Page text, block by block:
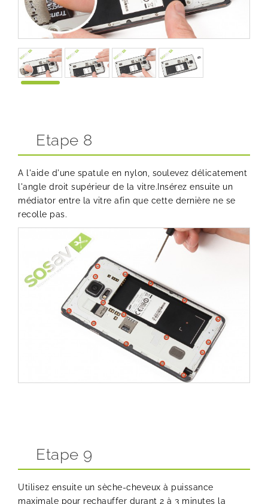
Etape 8
A l'aide d'une spatule en nylon, soulevez délicatement
l'angle droit supérieur de la vitre.Insérez ensuite un
médiator entre la vitre afin que cette dernière ne se
recolle pas.
Etape 9
Utilisez ensuite un sèche-cheveux à puissance
maximale pour rechauffer durant 2 à 3 minutes la